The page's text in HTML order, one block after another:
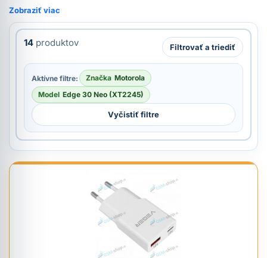
Zobraziť viac
14 produktov Filtrovať a triediť
Aktívne filtre: Značka Motorola
Model Edge 30 Neo (XT2245)
Vyčistiť filtre